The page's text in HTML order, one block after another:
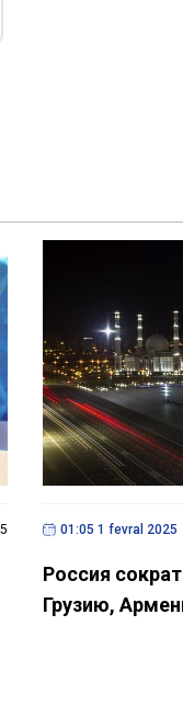
01:05 1 fevral 2025
Россия
Грузию,